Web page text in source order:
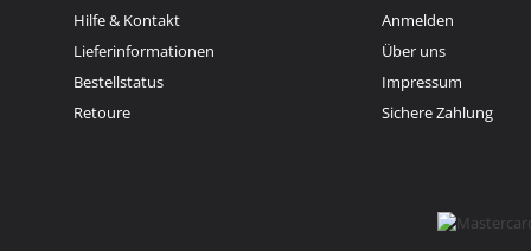
Hilfe & Kontakt
Lieferinformationen
Bestellstatus
Retoure
Anmelden
Über uns
Impressum
Sichere Zahlung